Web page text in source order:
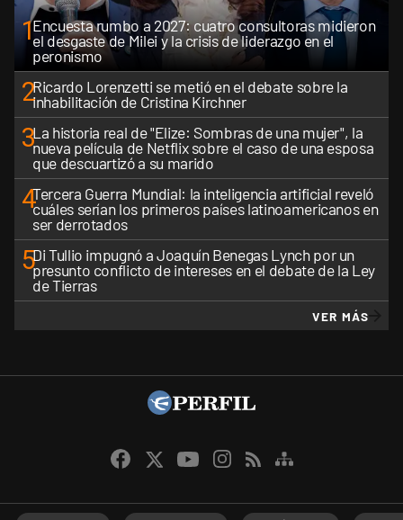
1Encuesta rumbo a 2027: cuatro consultoras midieron
el desgaste de Milei y la crisis de liderazgo en el
peronismo
2Ricardo Lorenzetti se metió en el debate sobre la
inhabilitación de Cristina Kirchner
3La historia real de "Elize: Sombras de una mujer", la
nueva película de Netflix sobre el caso de una esposa
que descuartizó a su marido
4Tercera Guerra Mundial: la inteligencia artificial reveló
cuáles serían los primeros países latinoamericanos en
ser derrotados
5Di Tullio impugnó a Joaquín Benegas Lynch por un
presunto conflicto de intereses en el debate de la Ley
de Tierras
VER MÁS